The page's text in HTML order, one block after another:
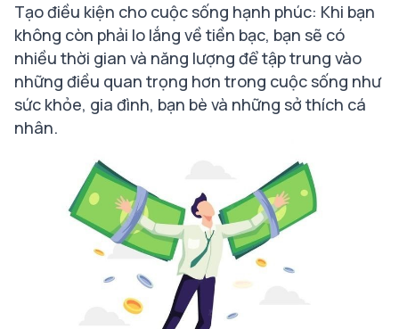
Tạo điều kiện cho cuộc sống hạnh phúc: Khi bạn
không còn phải lo lắng về tiền bạc, bạn sẽ có
nhiều thời gian và năng lượng để tập trung vào
những điều quan trọng hơn trong cuộc sống như
sức khỏe, gia đình, bạn bè và những sở thích cá
nhân.